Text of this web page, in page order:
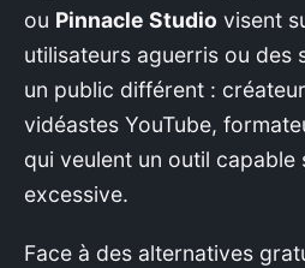
ou Pinnacle Studio visent
utilisateurs aguerris ou des
un public différent :
vidéastes YouTube,
qui veulent un outil capable
excessive.
Face à des alternatives